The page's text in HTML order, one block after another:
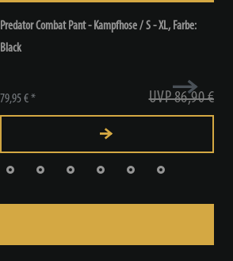
Predator Combat Pant - Kampfhose / S - XL, Farbe:
Black
UVP 86,90 €
79,95 € *